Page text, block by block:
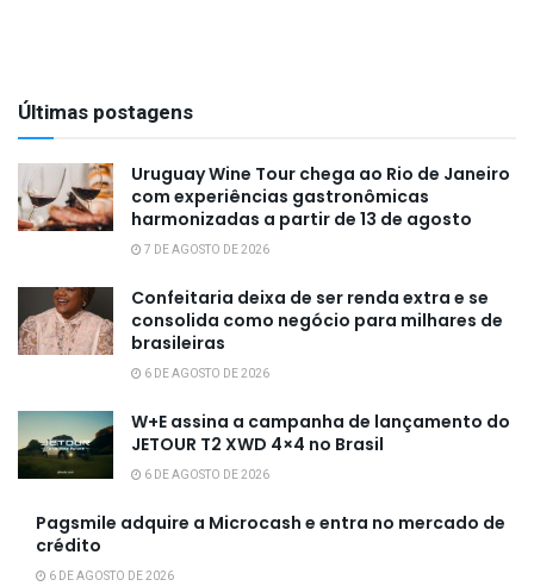
Últimas postagens
Uruguay Wine Tour chega ao Rio de Janeiro
com experiências gastronômicas
harmonizadas a partir de 13 de agosto
7 DE AGOSTO DE 2026
Confeitaria deixa de ser renda extra e se
consolida como negócio para milhares de
brasileiras
6 DE AGOSTO DE 2026
W+E assina a campanha de lançamento do
JETOUR T2 XWD 4×4 no Brasil
6 DE AGOSTO DE 2026
Pagsmile adquire a Microcash e entra no mercado de
crédito
6 DE AGOSTO DE 2026